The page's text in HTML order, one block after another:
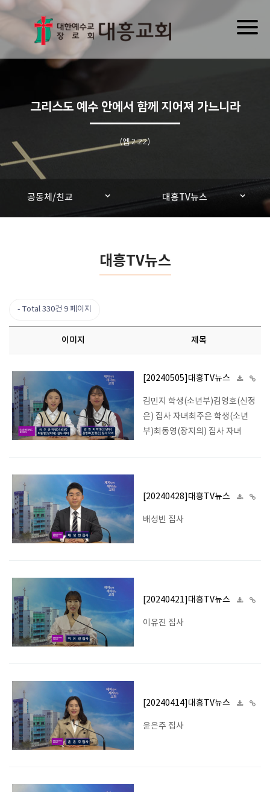
그리스도 예수 안에서 함께 지어져 가느니라
(엡 2:22)
공동체/친교 대흥TV뉴스
대흥TV뉴스
Total 330건 9 페이지
이미지 제목
[20240505]대흥TV뉴스
김민지 학생(소년부)김영호(신정
은) 집사 자녀최주은 학생(소년
부)최동영(장지의) 집사 자녀
[20240428]대흥TV뉴스
배성빈 집사
[20240421]대흥TV뉴스
이유진 집사
[20240414]대흥TV뉴스
윤은주 집사